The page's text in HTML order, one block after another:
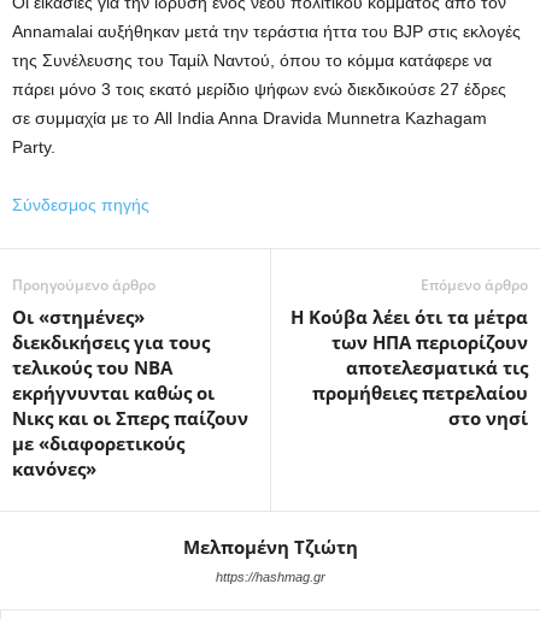
Annamalai αυξήθηκαν μετά την τεράστια ήττα του BJP στις εκλογές
της Συνέλευσης του Ταμίλ Ναντού, όπου το κόμμα κατάφερε να
πάρει μόνο 3 τοις εκατό μερίδιο ψήφων ενώ διεκδικούσε 27 έδρες
σε συμμαχία με το All India Anna Dravida Munnetra Kazhagam
Party.
Σύνδεσμος πηγής
Προηγούμενο άρθρο
Οι «στημένες»
διεκδικήσεις για τους
τελικούς του NBA
εκρήγνυνται καθώς οι
Νικς και οι Σπερς παίζουν
με «διαφορετικούς
κανόνες»
Επόμενο άρθρο
Η Κούβα λέει ότι τα μέτρα
των ΗΠΑ περιορίζουν
αποτελεσματικά τις
προμήθειες πετρελαίου
στο νησί
Μελπομένη Τζιώτη
https://hashmag.gr